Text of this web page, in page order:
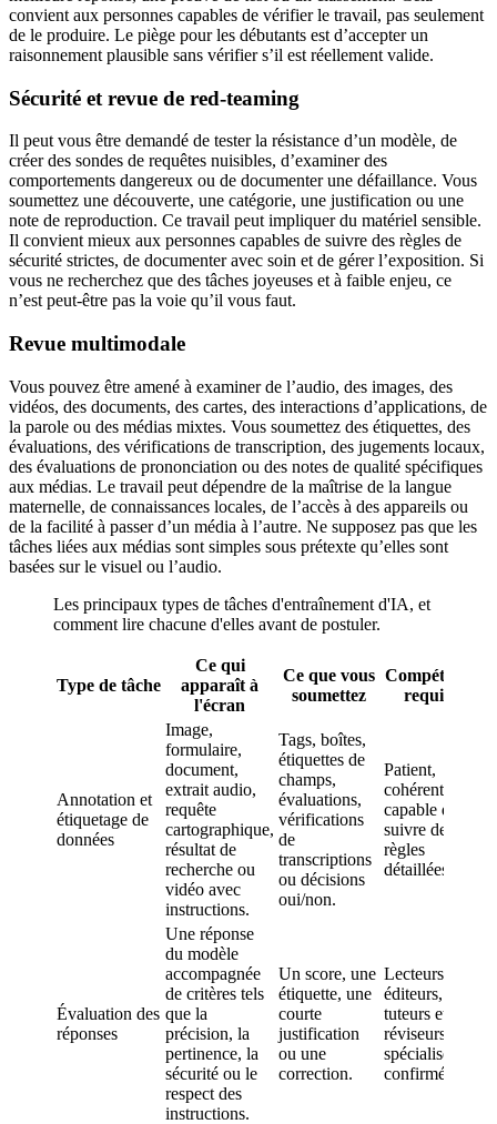
convient aux personnes capables de vérifier le travail, pas seulement
de le produire. Le piège pour les débutants est d’accepter un
raisonnement plausible sans vérifier s’il est réellement valide.
Sécurité et revue de red-teaming
Il peut vous être demandé de tester la résistance d’un modèle, de
créer des sondes de requêtes nuisibles, d’examiner des
comportements dangereux ou de documenter une défaillance. Vous
soumettez une découverte, une catégorie, une justification ou une
note de reproduction. Ce travail peut impliquer du matériel sensible.
Il convient mieux aux personnes capables de suivre des règles de
sécurité strictes, de documenter avec soin et de gérer l’exposition. Si
vous ne recherchez que des tâches joyeuses et à faible enjeu, ce
n’est peut-être pas la voie qu’il vous faut.
Revue multimodale
Vous pouvez être amené à examiner de l’audio, des images, des
vidéos, des documents, des cartes, des interactions d’applications, de
la parole ou des médias mixtes. Vous soumettez des étiquettes, des
évaluations, des vérifications de transcription, des jugements locaux,
des évaluations de prononciation ou des notes de qualité spécifiques
aux médias. Le travail peut dépendre de la maîtrise de la langue
maternelle, de connaissances locales, de l’accès à des appareils ou
de la facilité à passer d’un média à l’autre. Ne supposez pas que les
tâches liées aux médias sont simples sous prétexte qu’elles sont
basées sur le visuel ou l’audio.
Les principaux types de tâches d'entraînement d'IA, et
comment lire chacune d'elles avant de postuler.
Type de tâche
Ce qui
apparaît à
l'écran
Ce que vous
soumettez
Compétences
requises
Annotation et
étiquetage de
données
Image,
formulaire,
document,
extrait audio,
requête
cartographique,
résultat de
recherche ou
vidéo avec
instructions.
Tags, boîtes,
étiquettes de
champs,
évaluations,
vérifications
de
transcriptions
ou décisions
oui/non.
Patient,
cohérent,
capable de
suivre des
règles
détaillées.
Évaluation des
réponses
Une réponse
du modèle
accompagnée
de critères tels
que la
précision, la
pertinence, la
sécurité ou le
respect des
instructions.
Un score, une
étiquette, une
courte
justification
ou une
correction.
Lecteurs,
éditeurs,
tuteurs et
réviseurs
spécialisés
confirmés.